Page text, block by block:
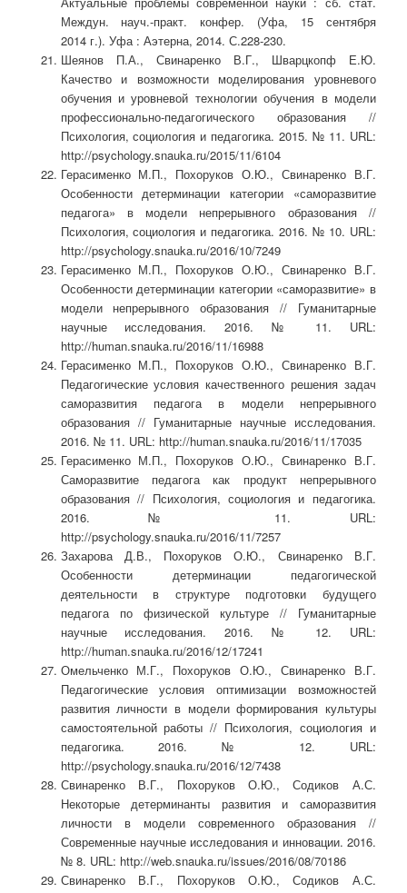
Междун. науч.-практ. конфер. (Уфа, 15 сентября
2014 г.). Уфа : Аэтерна, 2014. С.228-230.
Шеянов П.А., Свинаренко В.Г., Шварцкопф Е.Ю.
Качество и возможности моделирования уровневого
обучения и уровневой технологии обучения в модели
профессионально-педагогического образования //
Психология, социология и педагогика. 2015. № 11. URL:
http://psychology.snauka.ru/2015/11/6104
Герасименко М.П., Похоруков О.Ю., Свинаренко В.Г.
Особенности детерминации категории «саморазвитие
педагога» в модели непрерывного образования //
Психология, социология и педагогика. 2016. № 10. URL:
http://psychology.snauka.ru/2016/10/7249
Герасименко М.П., Похоруков О.Ю., Свинаренко В.Г.
Особенности детерминации категории «саморазвитие» в
модели непрерывного образования // Гуманитарные
научные исследования. 2016. № 11. URL:
http://human.snauka.ru/2016/11/16988
Герасименко М.П., Похоруков О.Ю., Свинаренко В.Г.
Педагогические условия качественного решения задач
саморазвития педагога в модели непрерывного
образования // Гуманитарные научные исследования.
2016. № 11. URL: http://human.snauka.ru/2016/11/17035
Герасименко М.П., Похоруков О.Ю., Свинаренко В.Г.
Саморазвитие педагога как продукт непрерывного
образования // Психология, социология и педагогика.
2016. № 11. URL:
http://psychology.snauka.ru/2016/11/7257
Захарова Д.В., Похоруков О.Ю., Свинаренко В.Г.
Особенности детерминации педагогической
деятельности в структуре подготовки будущего
педагога по физической культуре // Гуманитарные
научные исследования. 2016. № 12. URL:
http://human.snauka.ru/2016/12/17241
Омельченко М.Г., Похоруков О.Ю., Свинаренко В.Г.
Педагогические условия оптимизации возможностей
развития личности в модели формирования культуры
самостоятельной работы // Психология, социология и
педагогика. 2016. № 12. URL:
http://psychology.snauka.ru/2016/12/7438
Свинаренко В.Г., Похоруков О.Ю., Содиков А.С.
Некоторые детерминанты развития и саморазвития
личности в модели современного образования //
Современные научные исследования и инновации. 2016.
№ 8. URL: http://web.snauka.ru/issues/2016/08/70186
Свинаренко В.Г., Похоруков О.Ю., Содиков А.С.